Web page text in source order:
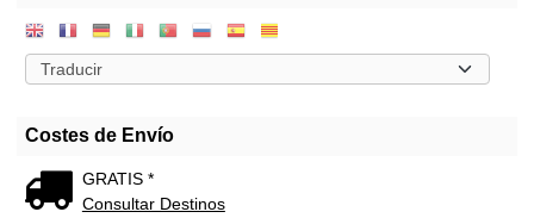
Costes de Envío
GRATIS *
Consultar Destinos